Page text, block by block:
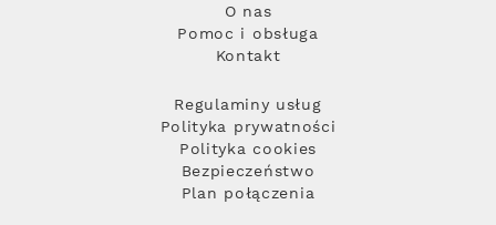
O nas
Pomoc i obsługa
Kontakt
Regulaminy usług
Polityka prywatności
Polityka cookies
Bezpieczeństwo
Plan połączenia